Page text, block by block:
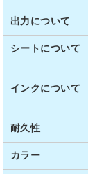
出力について
シートについて
インクについて
耐久性
カラー